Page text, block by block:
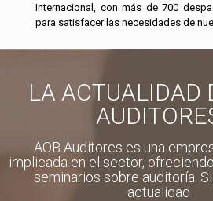
Internacional, con más de 700
para satisfacer las necesidades de
LA ACTUALIDAD
AOB Auditores es una
implicada en el sector,
seminarios sobre auditoría.
actualidad